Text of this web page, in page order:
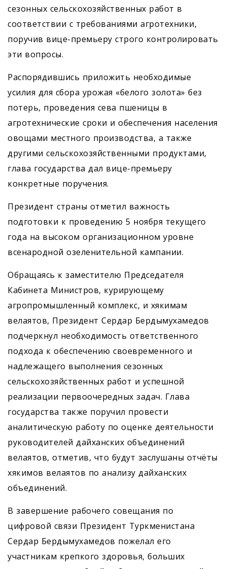
сезонных сельскохозяйственных работ в
соответствии с требованиями агротехники,
поручив вице-премьеру строго контролировать
эти вопросы.
Распорядившись приложить необходимые
усилия для сбора урожая «белого золота» без
потерь, проведения сева пшеницы в
агротехнические сроки и обеспечения населения
овощами местного производства, а также
другими сельскохозяйственными продуктами,
глава государства дал вице-премьеру
конкретные поручения.
Президент страны отметил важность
подготовки к проведению 5 ноября текущего
года на высоком организационном уровне
всенародной озеленительной кампании.
Обращаясь к заместителю Председателя
Кабинета Министров, курирующему
агропромышленный комплекс, и хякимам
велаятов, Президент Сердар Бердымухамедов
подчеркнул необходимость ответственного
подхода к обеспечению своевременного и
надлежащего выполнения сезонных
сельскохозяйственных работ и успешной
реализации первоочередных задач. Глава
государства также поручил провести
аналитическую работу по оценке деятельности
руководителей дайханских объединений
велаятов, отметив, что будут заслушаны отчёты
хякимов велаятов по анализу дайханских
объединений.
В завершение рабочего совещания по
цифровой связи Президент Туркменистана
Сердар Бердымухамедов пожелал его
участникам крепкого здоровья, больших